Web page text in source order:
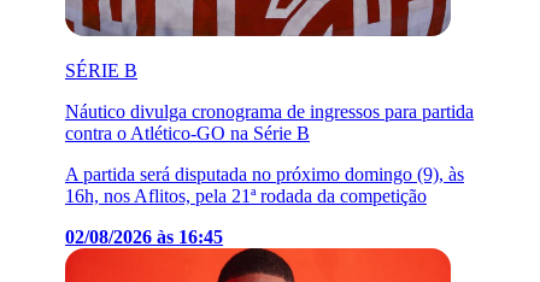
SÉRIE B
Náutico divulga cronograma de ingressos para partida
contra o Atlético-GO na Série B
A partida será disputada no próximo domingo (9), às
16h, nos Aflitos, pela 21ª rodada da competição
02/08/2026 às 16:45